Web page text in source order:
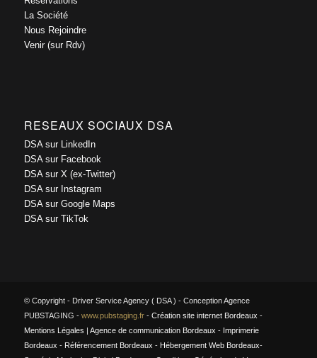
La Société
Nous Rejoindre
Venir (sur Rdv)
RESEAUX SOCIAUX DSA
DSA sur LinkedIn
DSA sur Facebook
DSA sur X (ex-Twitter)
DSA sur Instagram
DSA sur Google Maps
DSA sur TikTok
© Copyright - Driver Service Agency ( DSA ) - Conception Agence
PUBSTAGING - www.pubstaging.fr- Création site internet Bordeaux -
Mentions Légales | Agence de communication Bordeaux - Imprimerie
Bordeaux - Référencement Bordeaux - Hébergement Web Bordeaux-